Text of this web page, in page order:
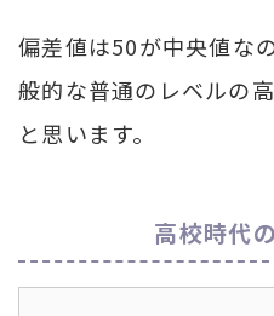
偏差値は50が中央値な
般的な普通のレベルの
と思います。
高校時代